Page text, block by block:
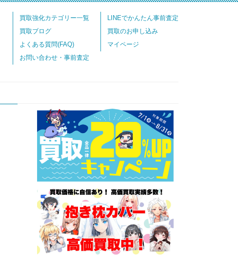
買取強化カテゴリー一覧
買取ブログ
よくある質問(FAQ)
お問い合わせ・事前査定
LINEでかんたん事前査定
買取のお申し込み
マイページ